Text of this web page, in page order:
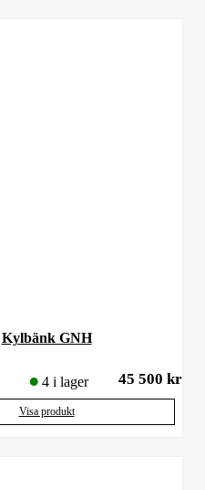
Kylbänk GNH
4 i lager 45 500 kr
Visa produkt